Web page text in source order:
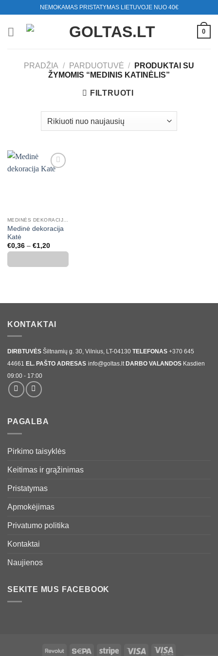
content
NEMOKAMAS PRISTATYMAS LIETUVOJE NUO 40€
0
PRADŽIA / PARDUOTUVĖ /
PRODUKTAI SU
ŽYMOMIS “MEDINIS KATINĖLIS”
FILTRUOTI
Medinė dekoracija
Katė
€0,36 – €1,20Price
range:
through
KONTAKTAI
DIRBTUVĖS Šiltnamių g. 30, Vilnius, LT-04130 TELEFONAS +370 645
44661 EL. PAŠTO ADRESAS info@goltas.lt DARBO VALANDOS Kasdien
09:00 - 17:00
PAGALBA
Pirkimo taisyklės
Keitimas ir grąžinimas
Pristatymas
Apmokėjimas
Privatumo politika
Kontaktai
Naujienos
SEKITE MUS FACEBOOK